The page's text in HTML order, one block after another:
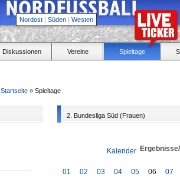
Nordost | Süden | Westen
Diskussionen Vereine Spieltage
Startseite » Spieltage
2. Bundesliga Süd (Frauen)
Kalender
01 02 03 04 05 06 07